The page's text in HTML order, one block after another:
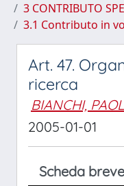
3 CONTRIBUTO
3.1 Contributo in
Art. 47.
ricerca
BIANCHI,
2005-01-01
Scheda breve